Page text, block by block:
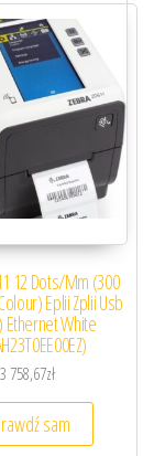
12 Dots/Mm (300
Eplii Zplii Usb
Ethernet White
3 758,67zł
sam